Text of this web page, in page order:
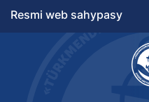
Resmi web sahypasy